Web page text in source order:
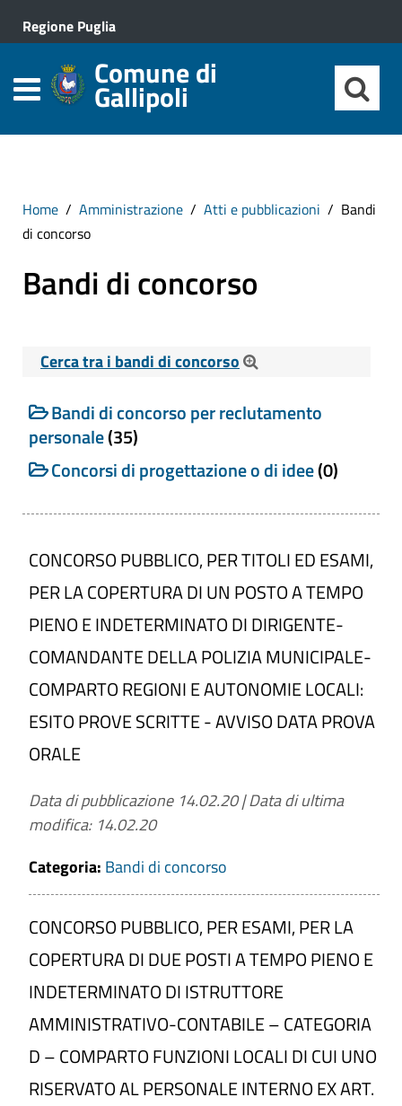
Regione Puglia
Comune di
Gallipoli
Home Amministrazione Atti e pubblicazioni
Bandi
di concorso
Bandi di concorso
Cerca tra i bandi di concorso
Cerca tra i Bandi di concorso
Categoria
Bandi di concorso per reclutamento
Concorsi di progettazione o di idee
Da
a
CERCA
PULISCI
Bandi di concorso per reclutamento
personale(35)
Concorsi di progettazione o di idee(0)
CONCORSO PUBBLICO, PER TITOLI ED ESAMI,
PER LA COPERTURA DI UN POSTO A TEMPO
PIENO E INDETERMINATO DI DIRIGENTE-
COMANDANTE DELLA POLIZIA MUNICIPALE-
COMPARTO REGIONI E AUTONOMIE LOCALI:
ESITO PROVE SCRITTE - AVVISO DATA PROVA
ORALE
Data di pubblicazione 14.02.20|Data di ultima
modifica: 14.02.20
Categoria: Bandi di concorso
CONCORSO PUBBLICO, PER ESAMI, PER LA
COPERTURA DI DUE POSTI A TEMPO PIENO E
INDETERMINATO DI ISTRUTTORE
AMMINISTRATIVO-CONTABILE – CATEGORIA
D – COMPARTO FUNZIONI LOCALI DI CUI UNO
RISERVATO AL PERSONALE INTERNO EX ART.